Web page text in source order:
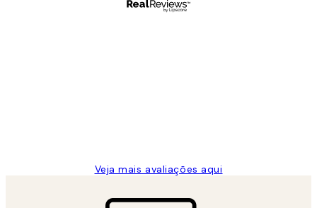
Veja mais avaliações aqui